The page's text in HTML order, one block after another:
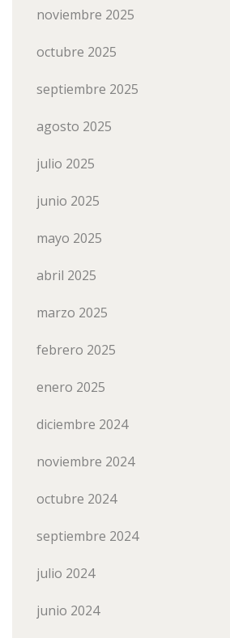
noviembre 2025
octubre 2025
septiembre 2025
agosto 2025
julio 2025
junio 2025
mayo 2025
abril 2025
marzo 2025
febrero 2025
enero 2025
diciembre 2024
noviembre 2024
octubre 2024
septiembre 2024
julio 2024
junio 2024